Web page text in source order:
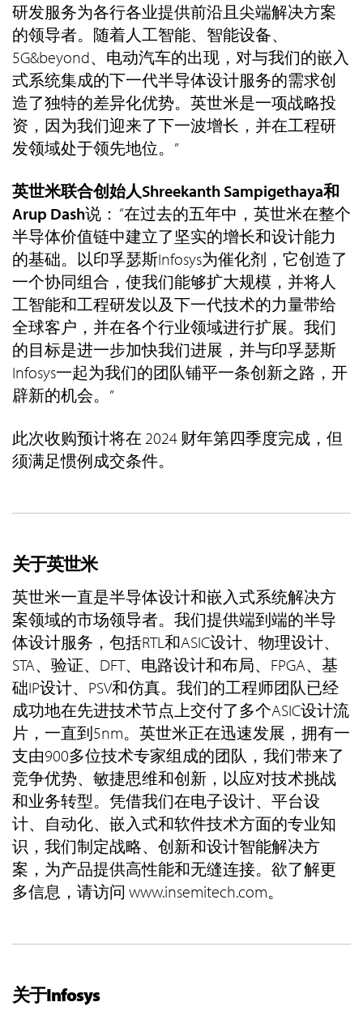
研发服务为各行各业提供前沿且尖端解决方案
的领导者。随着人工智能、智能设备、
5G&beyond、电动汽车的出现，对与我们的嵌入
式系统集成的下一代半导体设计服务的需求创
造了独特的差异化优势。英世米是一项战略投
资，因为我们迎来了下一波增长，并在工程研
发领域处于领先地位。”
英世米联合创始人Shreekanth Sampigethaya和
Arup Dash说： “在过去的五年中，英世米在整个
半导体价值链中建立了坚实的增长和设计能力
的基础。以印孚瑟斯Infosys为催化剂，它创造了
一个协同组合，使我们能够扩大规模，并将人
工智能和工程研发以及下一代技术的力量带给
全球客户，并在各个行业领域进行扩展。我们
的目标是进一步加快我们进展，并与印孚瑟斯
Infosys一起为我们的团队铺平一条创新之路，开
辟新的机会。”
此次收购预计将在 2024 财年第四季度完成，但
须满足惯例成交条件。
关于英世米
英世米一直是半导体设计和嵌入式系统解决方
案领域的市场领导者。我们提供端到端的半导
体设计服务，包括RTL和ASIC设计、物理设计、
STA、验证、DFT、电路设计和布局、FPGA、基
础IP设计、PSV和仿真。我们的工程师团队已经
成功地在先进技术节点上交付了多个ASIC设计流
片，一直到5nm。英世米正在迅速发展，拥有一
支由900多位技术专家组成的团队，我们带来了
竞争优势、敏捷思维和创新，以应对技术挑战
和业务转型。凭借我们在电子设计、平台设
计、自动化、嵌入式和软件技术方面的专业知
识，我们制定战略、创新和设计智能解决方
案，为产品提供高性能和无缝连接。欲了解更
多信息，请访问 www.insemitech.com。
关于Infosys